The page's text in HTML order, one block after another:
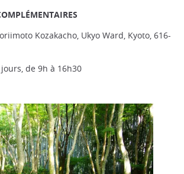
Kozakacho, Ukyo Ward, Kyoto, 616-
de 9h à 16h30